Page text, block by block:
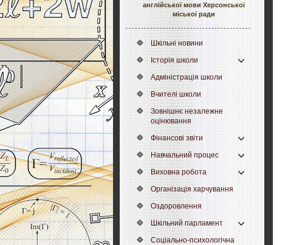
англійської мови Херсонської
міської ради
Шкільні новини
Історія школи
Адміністрація школи
Вчителі школи
Зовнішнє незалежне
оцінювання
Фінансові звіти
Навчальний процес
Виховна робота
Організація харчування
Оздоровлення
Шкільний парламент
Соціально-психологічна